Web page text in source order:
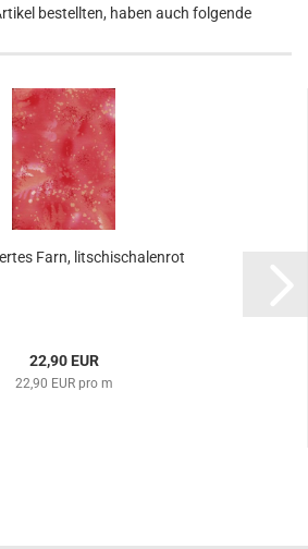
bestellten, haben auch folgende
Farn, litschischalenrot
22,90 EUR
22,90 EUR pro m